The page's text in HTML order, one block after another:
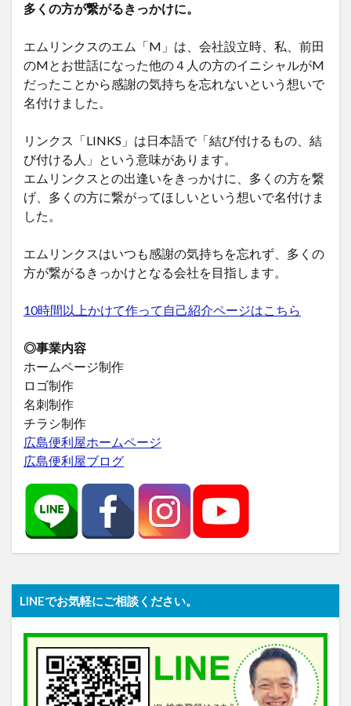
多くの方が繋がるきっかけに。
エムリンクスのエム「M」は、会社設立時、私、前田
のMとお世話になった他の４人の方のイニシャルがM
だったことから感謝の気持ちを忘れないという想いで
名付けました。
リンクス「LINKS」は日本語で「結び付けるもの、結
び付ける人」という意味があります。
エムリンクスとの出逢いをきっかけに、多くの方を繋
げ、多くの方に繋がってほしいという想いで名付けま
した。
エムリンクスはいつも感謝の気持ちを忘れず、多くの
方が繋がるきっかけとなる会社を目指します。
10時間以上かけて作って自己紹介ページはこちら
◎事業内容
ホームページ制作
ロゴ制作
名刺制作
チラシ制作
広島便利屋ホームページ
広島便利屋ブログ
LINEでお気軽にご相談ください。